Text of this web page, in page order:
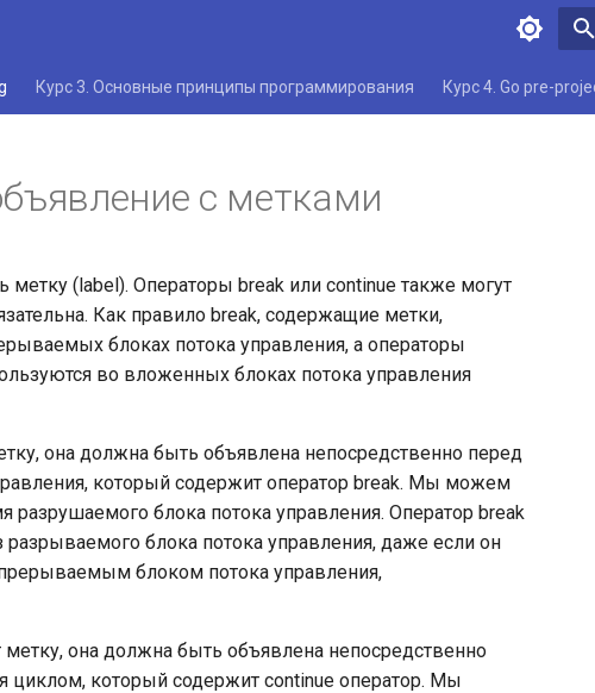
Курс 3. Основные принципы программирования Курс 4. Go pre-
с метками
(label). Операторы break или continue также могут
Как правило break, содержащие метки,
блоках потока управления, а операторы
во вложенных блоках потока управления
она должна быть объявлена непосредственно перед
который содержит оператор break. Мы можем
разрушаемого блока потока управления. Оператор break
разрываемого блока потока управления, даже если он
блоком потока управления,
метку, она должна быть объявлена непосредственно
циклом, который содержит continue оператор. Мы